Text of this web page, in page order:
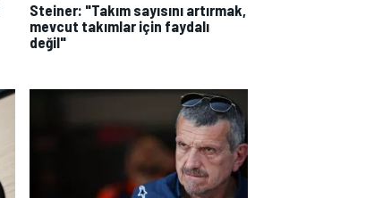
Steiner: "Takım sayısını artırmak,
mevcut takımlar için faydalı
değil"